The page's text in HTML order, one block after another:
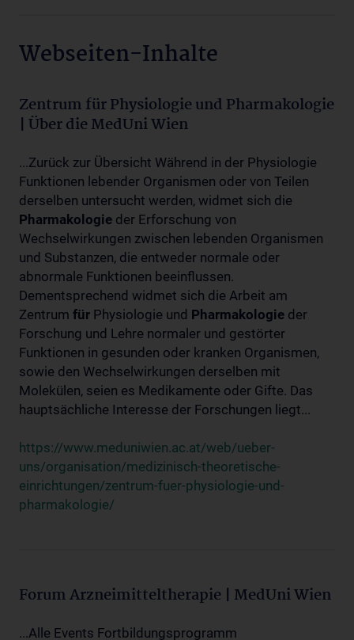
Webseiten-Inhalte
Zentrum für Physiologie und Pharmakologie
| Über die MedUni Wien
...Zurück zur Übersicht Während in der Physiologie
Funktionen lebender Organismen oder von Teilen
derselben untersucht werden, widmet sich die
Pharmakologie der Erforschung von
Wechselwirkungen zwischen lebenden Organismen
und Substanzen, die entweder normale oder
abnormale Funktionen beeinflussen.
Dementsprechend widmet sich die Arbeit am
Zentrum für Physiologie und Pharmakologie der
Forschung und Lehre normaler und gestörter
Funktionen in gesunden oder kranken Organismen,
sowie den Wechselwirkungen derselben mit
Molekülen, seien es Medikamente oder Gifte. Das
hauptsächliche Interesse der Forschungen liegt...
https://www.meduniwien.ac.at/web/ueber-
uns/organisation/medizinisch-theoretische-
einrichtungen/zentrum-fuer-physiologie-und-
pharmakologie/
Forum Arzneimitteltherapie | MedUni Wien
...Alle Events Fortbildungsprogramm